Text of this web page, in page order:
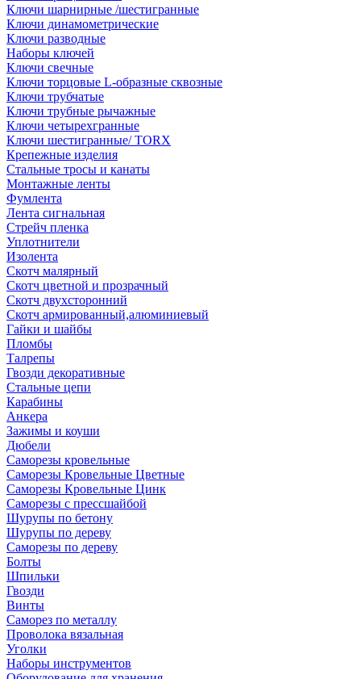
Ключи шарнирные /шестигранные
Ключи динамометрические
Ключи разводные
Наборы ключей
Ключи свечные
Ключи торцовые L-образные сквозные
Ключи трубчатые
Ключи трубные рычажные
Ключи четырехгранные
Ключи шестигранные/ TORX
Крепежные изделия
Стальные тросы и канаты
Монтажные ленты
Фумлента
Лента сигнальная
Стрейч пленка
Уплотнители
Изолента
Скотч малярный
Скотч цветной и прозрачный
Скотч двухсторонний
Скотч армированный,алюминиевый
Гайки и шайбы
Пломбы
Талрепы
Гвозди декоративные
Стальные цепи
Карабины
Анкера
Зажимы и коуши
Дюбели
Саморезы кровельные
Саморезы Кровельные Цветные
Саморезы Кровельные Цинк
Саморезы с прессшайбой
Шурупы по бетону
Шурупы по дереву
Саморезы по дереву
Болты
Шпильки
Гвозди
Винты
Саморез по металлу
Проволока вязальная
Уголки
Наборы инструментов